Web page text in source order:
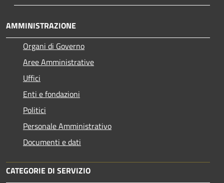
AMMINISTRAZIONE
Organi di Governo
Aree Amministrative
Uffici
Enti e fondazioni
Politici
Personale Amministrativo
Documenti e dati
CATEGORIE DI SERVIZIO